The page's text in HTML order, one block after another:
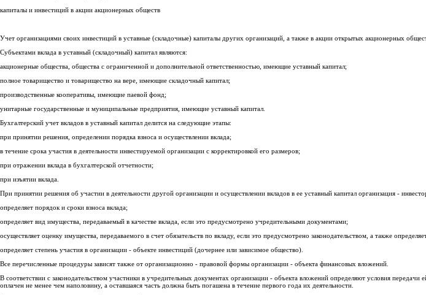
капиталы и инвестиций в акции акционерных обществ
Учет организациями своих инвестиций в уставные (складочные) капиталы других организаций, а также в акции открытых акционерных
Субъектами вклада в уставный (складочный) капитал являются:
акционерные общества, общества с ограниченной и дополнительной ответственностью, имеющие уставный капитал;
полное товарищество и товарищество на вере, имеющие складочный капитал;
производственные кооперативы, имеющие паевой фонд;
унитарные государственные и муниципальные предприятия, имеющие уставный капитал.
Бухгалтерский учет вкладов в уставный капитал делится на следующие этапы:
при принятии решения, определении порядка взноса и осуществлении вклада;
в течение срока участия в деятельности инвестируемой организации с корректировкой его размеров;
при отражении вклада в бухгалтерской отчетности;
при изъятии вклада.
При принятии решения об участии в деятельности другой организации и осуществлении вкладов в ее уставный капитал организация -
определяет порядок и сроки взноса вклада;
определяет вид имущества, передаваемый в качестве вклада, если это предусмотрено учредительными документами;
осуществляет оценку имущества, передаваемого в счет обязательств по вкладу, если это предусмотрено законодательством, а также
определяет степень участия в организации - объекте инвестиций (дочернее или зависимое общество).
Все перечисленные процедуры зависят также от организационно - правовой формы организации - объекта финансовых вложений.
В соответствии с законодательством участники в учредительных документах организации - объекта вложений определяют условия
оплачен не менее чем наполовину, а оставшаяся часть должна быть погашена в течение первого года их деятельности.